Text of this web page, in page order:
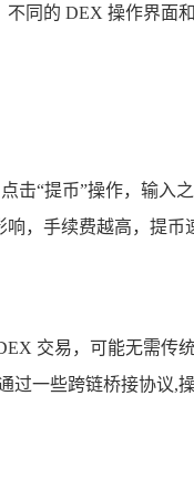
同的 DEX 操作界面
击“提币”操作，输
，手续费越高，提
交易，可能无需传
过一些跨链桥接协议,